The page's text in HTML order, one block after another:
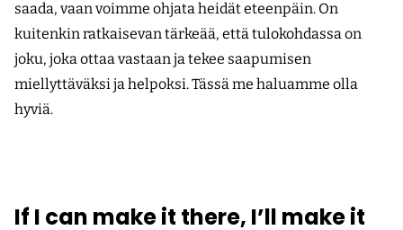
saada, vaan voimme ohjata heidät eteenpäin. On
kuitenkin ratkaisevan tärkeää, että tulokohdassa on
joku, joka ottaa vastaan ja tekee saapumisen
miellyttäväksi ja helpoksi. Tässä me haluamme olla
hyviä. 
If I can make it there, I’ll make it